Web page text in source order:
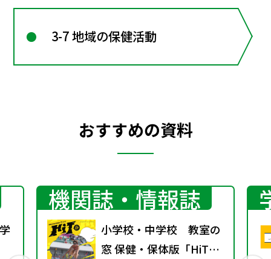
3-7 地域の保健活動
おすすめの資料
機関誌・情報誌
小学校・中学校 教室の
窓 保健・保体版「HiT